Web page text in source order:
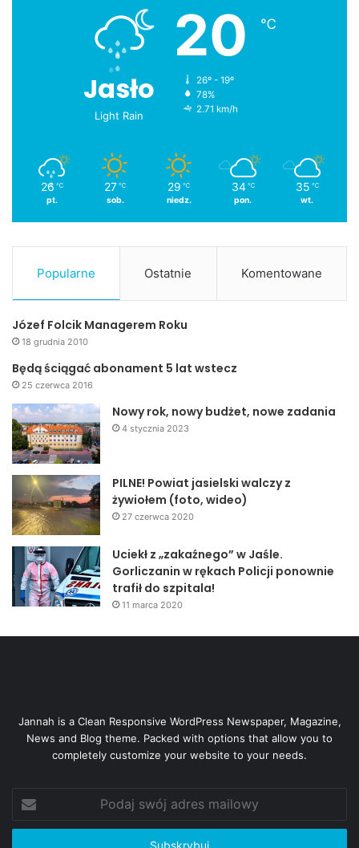
Jasło
Light Rain
20 ℃
26º - 19º
78%
2.71 km/h
26 ℃
pt.
27 ℃
sob.
29 ℃
niedz.
34 ℃
pon.
35 ℃
wt.
Popularne Ostatnie Komentowane
Józef Folcik Managerem Roku
18 grudnia 2010
Będą ściągać abonament 5 lat wstecz
25 czerwca 2016
Nowy rok, nowy budżet, nowe zadania
4 stycznia 2023
PILNE! Powiat jasielski walczy z
żywiołem (foto, wideo)
27 czerwca 2020
Uciekł z „zakaźnego” w Jaśle.
Gorliczanin w rękach Policji ponownie
trafił do szpitala!
11 marca 2020
Jannah is a Clean Responsive WordPress Newspaper, Magazine,
News and Blog theme. Packed with options that allow you to
completely customize your website to your needs.
swój
adres